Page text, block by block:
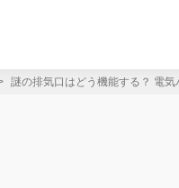
謎の排気口はどう機能する？ 電